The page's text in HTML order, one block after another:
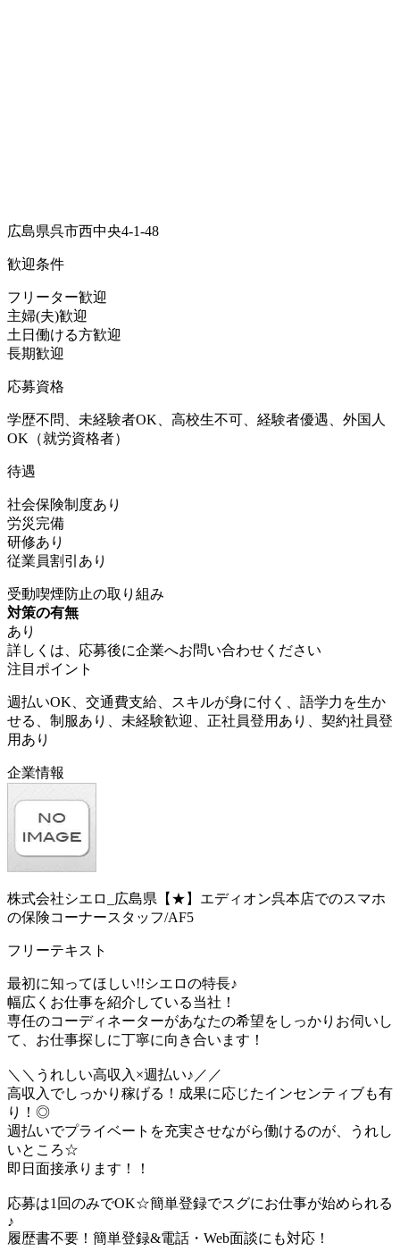
広島県呉市西中央4-1-48
歓迎条件
フリーター歓迎
主婦(夫)歓迎
土日働ける方歓迎
長期歓迎
応募資格
学歴不問、未経験者OK、高校生不可、経験者優遇、外国人
OK（就労資格者）
待遇
社会保険制度あり
労災完備
研修あり
従業員割引あり
受動喫煙防止の取り組み
対策の有無
あり
詳しくは、応募後に企業へお問い合わせください
注目ポイント
週払いOK、交通費支給、スキルが身に付く、語学力を生か
せる、制服あり、未経験歓迎、正社員登用あり、契約社員登
用あり
企業情報
株式会社シエロ_広島県【★】エディオン呉本店でのスマホ
の保険コーナースタッフ/AF5
フリーテキスト
最初に知ってほしい!!シエロの特長♪
幅広くお仕事を紹介している当社！
専任のコーディネーターがあなたの希望をしっかりお伺いし
て、お仕事探しに丁寧に向き合います！
＼＼うれしい高収入×週払い♪／／
高収入でしっかり稼げる！成果に応じたインセンティブも有
り！◎
週払いでプライベートを充実させながら働けるのが、うれし
いところ☆
即日面接承ります！！
応募は1回のみでOK☆簡単登録でスグにお仕事が始められる
♪
履歴書不要！簡単登録&電話・Web面談にも対応！